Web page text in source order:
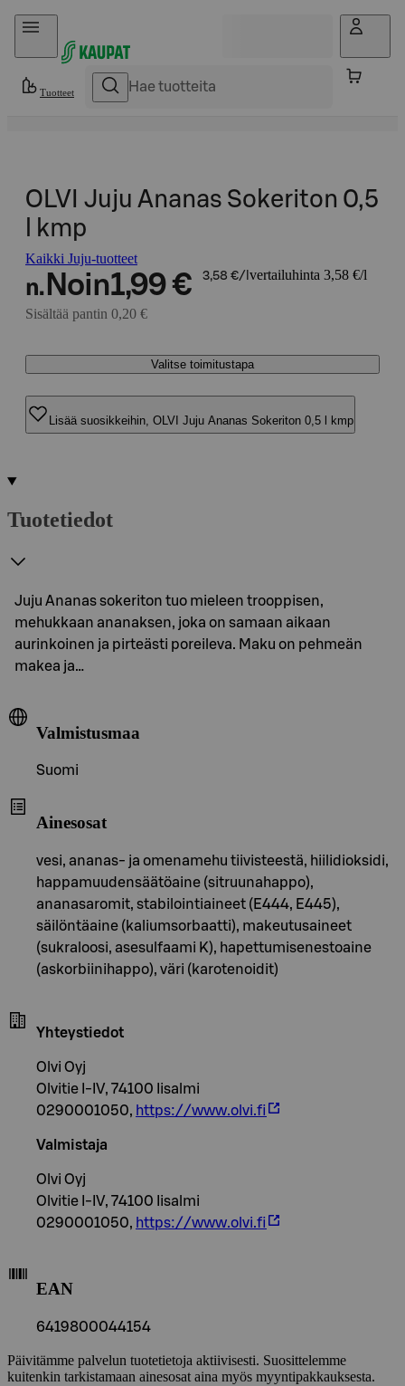
Hyppää sisältöön
Tuotteet
OLVI Juju Ananas Sokeriton 0,5
l kmp
Kaikki Juju-tuotteet
n. Noin1,99 € 3,58 €/l vertailuhinta 3,58 €/l
Sisältää pantin 0,20 €
Valitse toimitustapa
Lisää suosikkeihin, OLVI Juju Ananas Sokeriton 0,5 l kmp
Tuotetiedot
Juju Ananas sokeriton tuo mieleen trooppisen,
mehukkaan ananaksen, joka on samaan aikaan
aurinkoinen ja pirteästi poreileva. Maku on pehmeän
makea ja…
Valmistusmaa
Suomi
Ainesosat
vesi, ananas- ja omenamehu tiivisteestä, hiilidioksidi,
happamuudensäätöaine (sitruunahappo),
ananasaromit, stabilointiaineet (E444, E445),
säilöntäaine (kaliumsorbaatti), makeutusaineet
(sukraloosi, asesulfaami K), hapettumisenestoaine
(askorbiinihappo), väri (karotenoidit)
Yhteystiedot
Olvi Oyj
Olvitie I-IV, 74100 Iisalmi
0290001050, https://www.olvi.fi
Valmistaja
Olvi Oyj
Olvitie I-IV, 74100 Iisalmi
0290001050, https://www.olvi.fi
EAN
6419800044154
Päivitämme palvelun tuotetietoja aktiivisesti. Suosittelemme
kuitenkin tarkistamaan ainesosat aina myös myyntipakkauksesta.